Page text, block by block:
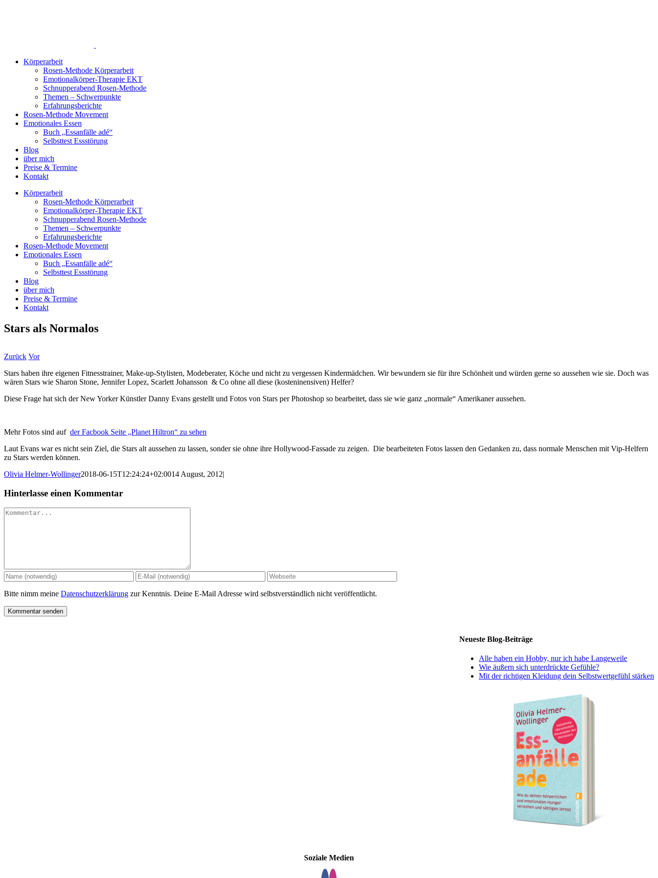
Körperarbeit
Rosen-Methode Körperarbeit
Emotionalkörper-Therapie EKT
Schnupperabend Rosen-Methode
Themen – Schwerpunkte
Erfahrungsberichte
Rosen-Methode Movement
Emotionales Essen
Buch „Essanfälle adé“
Selbsttest Essstörung
Blog
über mich
Preise & Termine
Kontakt
Körperarbeit
Rosen-Methode Körperarbeit
Emotionalkörper-Therapie EKT
Schnupperabend Rosen-Methode
Themen – Schwerpunkte
Erfahrungsberichte
Rosen-Methode Movement
Emotionales Essen
Buch „Essanfälle adé“
Selbsttest Essstörung
Blog
über mich
Preise & Termine
Kontakt
Stars als Normalos
Zurück Vor
Stars haben ihre eigenen Fitnesstrainer, Make-up-Stylisten, Modeberater, Köche und nicht zu vergessen Kindermädchen. Wir bewundern sie für ihre Schönheit und würden gerne so aussehen wie sie. Doch was
wären Stars wie Sharon Stone, Jennifer Lopez, Scarlett Johansson & Co ohne all diese (kosteninensiven) Helfer?
Diese Frage hat sich der New Yorker Künstler Danny Evans gestellt und Fotos von Stars per Photoshop so bearbeitet, dass sie wie ganz „normale“ Amerikaner aussehen.
Mehr Fotos sind auf der Facbook Seite „Planet Hiltron“ zu sehen
Laut Evans war es nicht sein Ziel, die Stars alt aussehen zu lassen, sonder sie ohne ihre Hollywood-Fassade zu zeigen. Die bearbeiteten Fotos lassen den Gedanken zu, dass normale Menschen mit Vip-Helfern
zu Stars werden können.
Olivia Helmer-Wollinger2018-06-15T12:24:24+02:0014 August, 2012|
Hinterlasse einen Kommentar
Kommentar
Bitte nimm meine Datenschutzerklärung zur Kenntnis. Deine E-Mail Adresse wird selbstverständlich nicht veröffentlicht.
Neueste Blog-Beiträge
Alle haben ein Hobby, nur ich habe Langeweile
Wie äußern sich unterdrückte Gefühle?
Mit der richtigen Kleidung dein Selbstwertgefühl stärken
Soziale Medien